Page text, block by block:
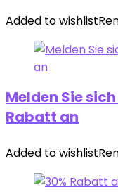
Added to wishlist
Melden Sie
Rabatt an
Added to wishlist